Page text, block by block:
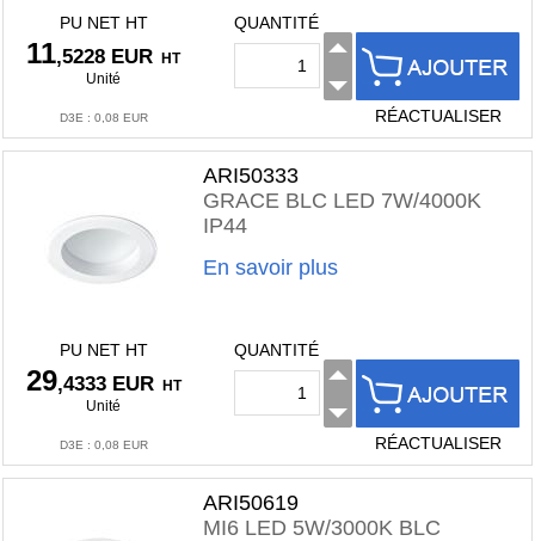
PU NET HT
11,5228 EUR
HT
Unité
D3E : 0,08 EUR
QUANTITÉ
RÉACTUALISER
ARI50333
GRACE BLC LED 7W/4000K
IP44
En savoir plus
PU NET HT
29,4333 EUR
HT
Unité
D3E : 0,08 EUR
QUANTITÉ
RÉACTUALISER
ARI50619
MI6 LED 5W/3000K BLC